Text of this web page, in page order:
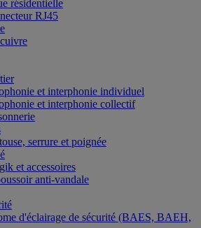
résidentielle
RJ45
et interphonie individuel
et interphonie collectif
serrure et poignée
et accessoires
anti-vandale
d'éclairage de sécurité (BAES, BAEH,